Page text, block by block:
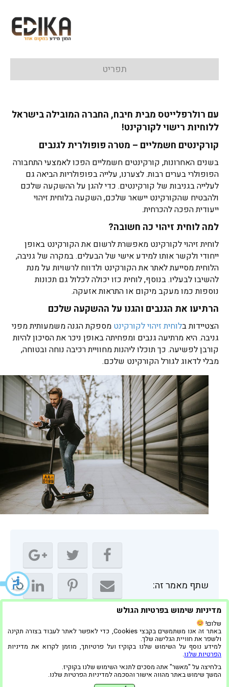
תפריט
עם רולרפלייטס מבית חיבח, החברה המובילה בישראל
ללוחיות רישוי לקורקינט!
קורקינטים חשמליים – מטרה פופולרית לגנבים
בשנים האחרונות, קורקינטים חשמליים הפכו לאמצעי התחבורה
הפופולרי בערים רבות. לצערנו, עלייה בפופולריות הביאה גם
לעלייה בגניבות של קורקינטים. כדי להגן על ההשקעה שלכם
ולהבטיח שהקורקינט יישאר שלכם, השקעה בלוחית זיהוי
ייעודית הפכה להכרחית.
למה לוחית זיהוי כה חשובה?
לוחית זיהוי לקורקינט מאפשרת לרשום את הקורקינט באופן
ייחודי ולקשר אותו למידע אישי של הבעלים. במקרה של גניבה,
הלוחית מסייעת לאתר את הקורקינט ולדווח לרשויות על מנת
להשיבו לבעליו. בנוסף, לוחית כזו יכולה לכלול גם תכונות
נוספות כמו מעקב מיקום או התראות אזעקה.
הרתיעו את הגנבים והגנו על ההשקעה שלכם
הצטיידות בלוחית זיהוי לקורקינט מספקת הגנה משמעותית מפני
גניבה. היא מרתיעה גנבים ומפחיתה באופן ניכר את הסיכון להיות
קורבן לפשיעה. כך תוכלו ליהנות מחוויית רכיבה נוחה ובטוחה,
מבלי לדאוג לגורל הקורקינט שלכם.
שתף מאמר זה:
← איך לבחור חנות תאורה: 5 טיפים חשובים חשמלאי לבית →
מדיניות שימוש בפרטיות הגולש
שלום!
באתר זה אנו משתמשים בקבצי Cookies, כדי לאפשר לאתר לעבוד בצורה תקינה
ולשפר את חוויית הגלישה שלך.
למידע נוסף על השימוש שלנו בקוקיז ועל פרטיותך, מוזמן לקרוא את מדיניות
הפרטיות שלנו.
בלחיצה על "מאשר" אתה מסכים לתנאי השימוש שלנו בקוקיז.
המשך שימוש באתר מהווה אישור והסכמה למדיניות הפרטיות שלנו.